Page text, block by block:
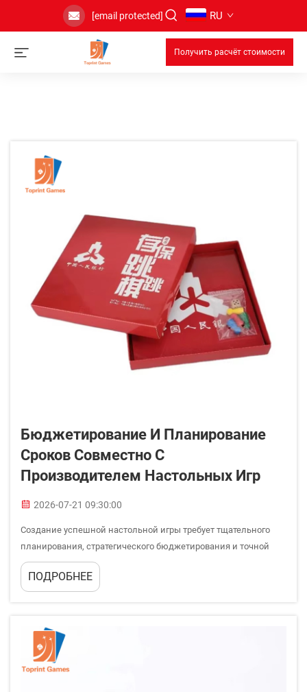
[email protected] RU
Получить расчёт стоимости
Бюджетирование И Планирование
Сроков Совместно С
Производителем Настольных Игр
2026-07-21 09:30:00
Создание успешной настольной игры требует тщательного
планирования, стратегического бюджетирования и точной
координации графика работы с опытными производителями
настольных игр. Процесс включает несколько этапов — от
ПОДРОБНЕЕ